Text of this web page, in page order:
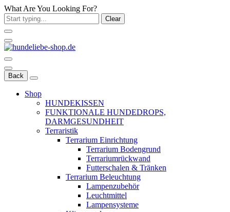
What Are You Looking For?
Clear
Back
Shop
HUNDEKISSEN
FUNKTIONALE HUNDEDROPS,
DARMGESUNDHEIT
Terraristik
Terrarium Einrichtung
Terrarium Bodengrund
Terrariumrückwand
Futterschalen & Tränken
Terrarium Beleuchtung
Lampenzubehör
Leuchtmittel
Lampensysteme